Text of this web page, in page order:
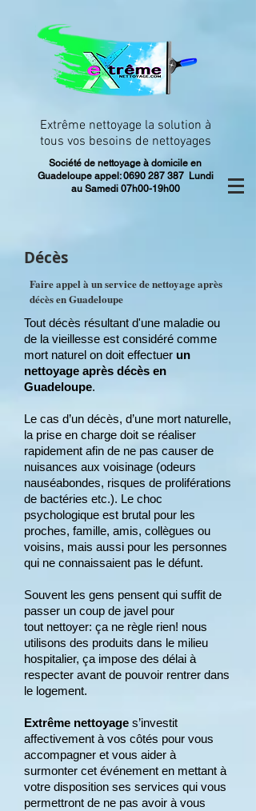
Extrême nettoyage la solution à
tous vos besoins de nettoyages
Société de nettoyage à domicile en
Guadeloupe appel:0690 287 387Lundi
au Samedi 07h00-19h00
Décès
Faire appel à un service de nettoyage après
décès en Guadeloupe
Tout décès résultant d'une maladie ou
de la vieillesse est considéré comme
mort naturel on doit effectuer un
nettoyage après décès en
Guadeloupe.
Le cas d’un décès, d’une mort naturelle,
la prise en charge doit se réaliser
rapidement afin de ne pas causer de
nuisances aux voisinage (odeurs
nauséabondes, risques de proliférations
de bactéries etc.). Le choc
psychologique est brutal pour les
proches, famille, amis, collègues ou
voisins, mais aussi pour les personnes
qui ne connaissaient pas le défunt.
Souvent les gens pensent qui suffit de
passer un coup de javel pour
tout nettoyer: ça ne règle rien! nous
utilisons des produits dans le milieu
hospitalier, ça impose des délai à
respecter avant de pouvoir rentrer dans
le logement.
Extrême nettoyage s’investit
affectivement à vos côtés pour vous
accompagner et vous aider à
surmonter cet événement en mettant à
votre disposition ses services qui vous
permettront de ne pas avoir à vous